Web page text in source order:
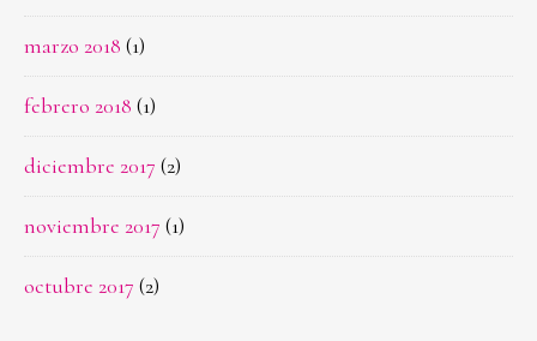
marzo 2018 (1)
febrero 2018 (1)
diciembre 2017 (2)
noviembre 2017 (1)
octubre 2017 (2)